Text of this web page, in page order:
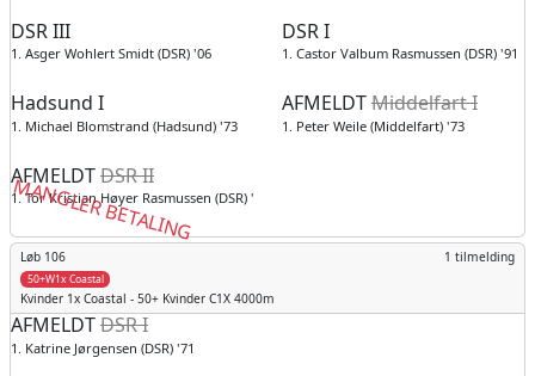
DSR III
1. Asger Wohlert Smidt (DSR) '06
DSR I
1. Castor Valbum Rasmussen (DSR) '91
Hadsund I
1. Michael Blomstrand (Hadsund) '73
AFMELDTMiddelfart I
1. Peter Weile (Middelfart) '73
AFMELDTDSR II
MANGLER BETALING
1. Tor Kristian Høyer Rasmussen (DSR) '95
Løb 106 1 tilmelding
50+W1x Coastal
Kvinder 1x Coastal - 50+ Kvinder C1X 4000m
AFMELDTDSR I
1. Katrine Jørgensen (DSR) '71